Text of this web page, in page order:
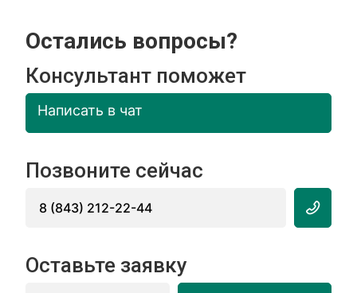
Остались вопросы?
Консультант поможет
Написать в чат
Позвоните сейчас
8 (843) 212-22-44
Оставьте заявку